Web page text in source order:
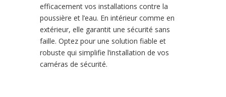
efficacement vos installations contre la
poussière et l’eau. En intérieur comme en
extérieur, elle garantit une sécurité sans
faille. Optez pour une solution fiable et
robuste qui simplifie l’installation de vos
caméras de sécurité.